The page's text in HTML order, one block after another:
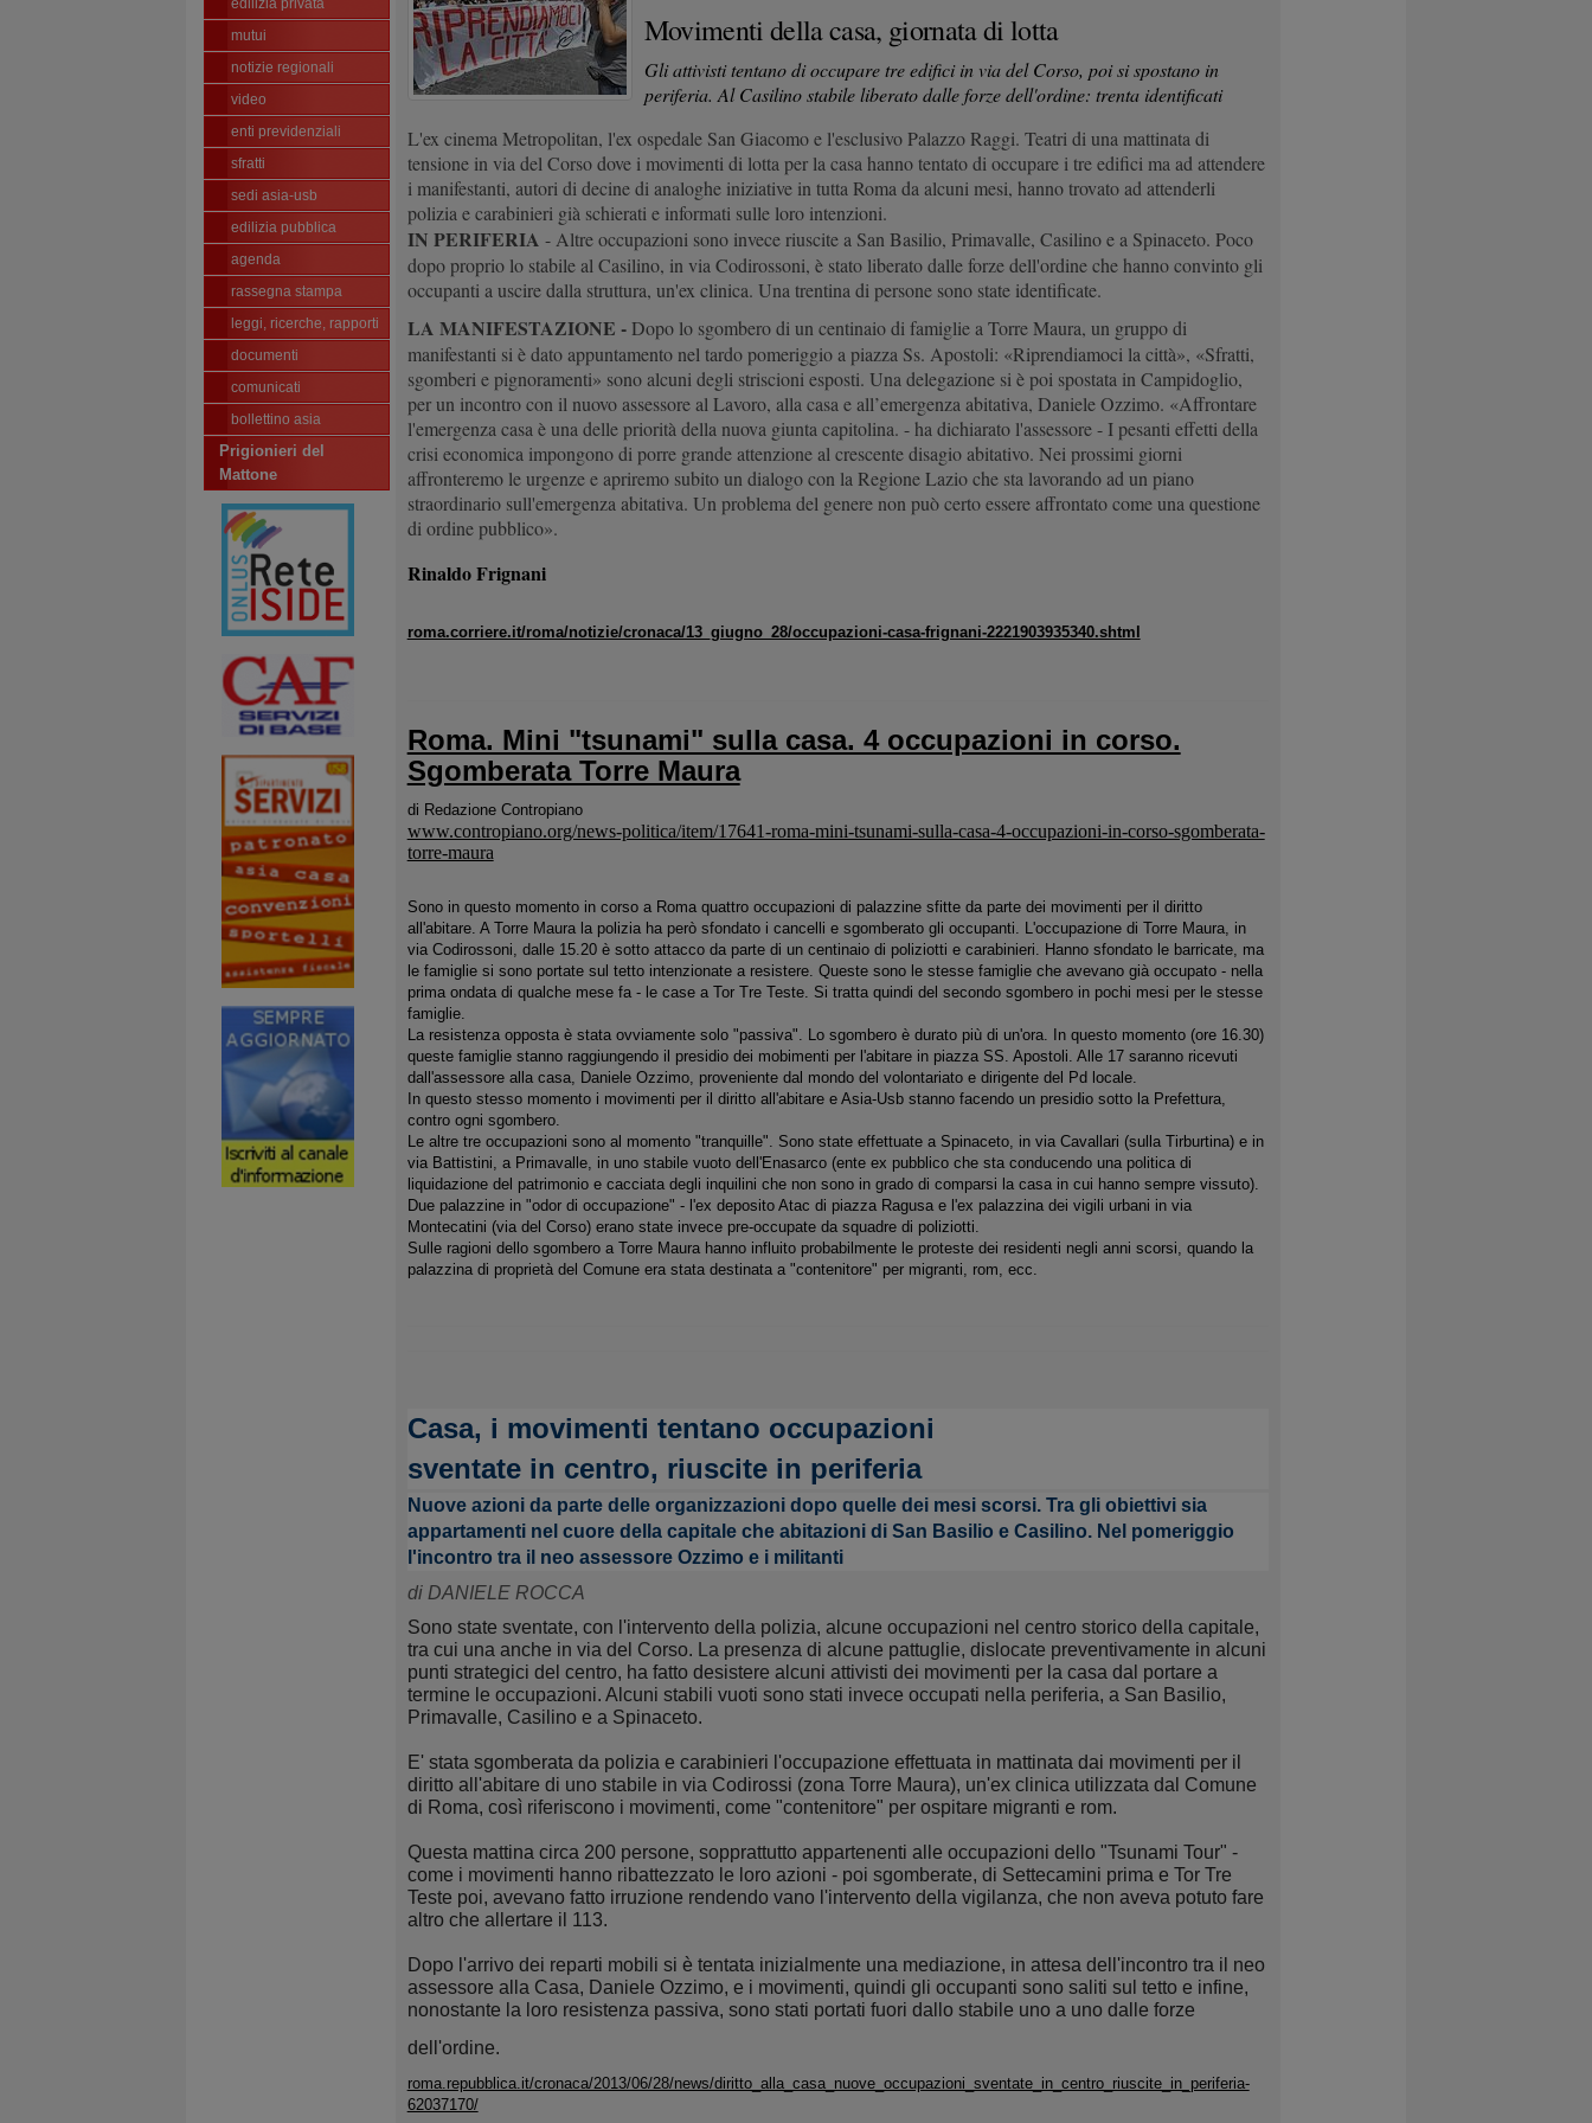
edilizia privata
mutui
notizie regionali
video
enti previdenziali
sfratti
sedi asia-usb
edilizia pubblica
agenda
rassegna stampa
leggi, ricerche, rapporti
documenti
comunicati
bollettino asia
Prigionieri del
Mattone
Movimenti della casa, giornata di lotta
Gli attivisti tentano di occupare tre edifici in via del Corso, poi si spostano in
periferia. Al Casilino stabile liberato dalle forze dell'ordine: trenta identificati
L'ex cinema Metropolitan, l'ex ospedale San Giacomo e l'esclusivo Palazzo Raggi. Teatri di una mattinata di
tensione in via del Corso dove i movimenti di lotta per la casa hanno tentato di occupare i tre edifici ma ad attendere
i manifestanti, autori di decine di analoghe iniziative in tutta Roma da alcuni mesi, hanno trovato ad attenderli
polizia e carabinieri già schierati e informati sulle loro intenzioni.
IN PERIFERIA - Altre occupazioni sono invece riuscite a San Basilio, Primavalle, Casilino e a Spinaceto. Poco
dopo proprio lo stabile al Casilino, in via Codirossoni, è stato liberato dalle forze dell'ordine che hanno convinto gli
occupanti a uscire dalla struttura, un'ex clinica. Una trentina di persone sono state identificate.
LA MANIFESTAZIONE -Dopo lo sgombero di un centinaio di famiglie a Torre Maura, un gruppo di
manifestanti si è dato appuntamento nel tardo pomeriggio a piazza Ss. Apostoli: «Riprendiamoci la città», «Sfratti,
sgomberi e pignoramenti» sono alcuni degli striscioni esposti. Una delegazione si è poi spostata in Campidoglio,
per un incontro con il nuovo assessore al Lavoro, alla casa e all’emergenza abitativa, Daniele Ozzimo. «Affrontare
l'emergenza casa è una delle priorità della nuova giunta capitolina. - ha dichiarato l'assessore - I pesanti effetti della
crisi economica impongono di porre grande attenzione al crescente disagio abitativo. Nei prossimi giorni
affronteremo le urgenze e apriremo subito un dialogo con la Regione Lazio che sta lavorando ad un piano
straordinario sull'emergenza abitativa. Un problema del genere non può certo essere affrontato come una questione
di ordine pubblico».
Rinaldo Frignani
roma.corriere.it/roma/notizie/cronaca/13_giugno_28/occupazioni-casa-frignani-2221903935340.shtml
Roma. Mini "tsunami" sulla casa. 4 occupazioni in corso.
Sgomberata Torre Maura
di Redazione Contropiano
www.contropiano.org/news-politica/item/17641-roma-mini-tsunami-sulla-casa-4-occupazioni-in-corso-sgomberata-
torre-maura
Sono in questo momento in corso a Roma quattro occupazioni di palazzine sfitte da parte dei movimenti per il diritto
all'abitare. A Torre Maura la polizia ha però sfondato i cancelli e sgomberato gli occupanti.
L'occupazione di Torre Maura, in
via Codirossoni, dalle 15.20 è sotto attacco da parte di un centinaio di poliziotti e carabinieri. Hanno sfondato le barricate, ma
le famiglie si sono portate sul tetto intenzionate a resistere. Queste sono le stesse famiglie che avevano già occupato - nella
prima ondata di qualche mese fa - le case a Tor Tre Teste. Si tratta quindi del secondo sgombero in pochi mesi per le stesse
famiglie.
La resistenza opposta è stata ovviamente solo "passiva". Lo sgombero è durato più di un'ora. In questo momento (ore 16.30)
queste famiglie stanno raggiungendo il presidio dei mobimenti per l'abitare in piazza SS. Apostoli. Alle 17 saranno ricevuti
dall'assessore alla casa, Daniele Ozzimo, proveniente dal mondo del volontariato e dirigente del Pd locale.
In questo stesso momento i movimenti per il diritto all'abitare e Asia-Usb stanno facendo un presidio sotto la Prefettura,
contro ogni sgombero.
Le altre tre occupazioni sono al momento "tranquille". Sono state effettuate a Spinaceto, in via Cavallari (sulla Tirburtina) e in
via Battistini, a Primavalle, in uno stabile vuoto dell'Enasarco (ente ex pubblico che sta conducendo una pol itica di
liquidazione del patrimonio e cacciata degli inquilini che non sono in grado di comparsi la casa in cui hanno sempre vissuto).
Due palazzine in "odor di occupazione" - l'ex deposito Atac di piazza Ragusa e l'ex palazzina dei vigili urbani in via
Montecatini (via del Corso) erano state invece pre-occupate da squadre di poliziotti.
Sulle ragioni dello sgombero a Torre Maura hanno influito probabilmente le proteste dei residenti negli anni scorsi, quando la
palazzina di proprietà del Comune era stata destinata a "contenitore" per migranti, rom, ecc.
Casa, i movimenti tentano occupazioni
sventate in centro, riuscite in periferia
Nuove azioni da parte delle organizzazioni dopo quelle dei mesi scorsi. Tra gli obiettivi sia
appartamenti nel cuore della capitale che abitazioni di San Basilio e Casilino. Nel pomeriggio
l'incontro tra il neo assessore Ozzimo e i militanti
di DANIELE ROCCA
Sono state sventate, con l'intervento della polizia, alcune occupazioni nel centro storico della capitale,
tra cui una anche in via del Corso. La presenza di alcune pattuglie, dislocate preventivamente in alcuni
punti strategici del centro, ha fatto desistere alcuni attivisti dei movimenti per la casa dal portare a
termine le occupazioni. Alcuni stabili vuoti sono stati invece occupati nella periferia, a San Basilio,
Primavalle, Casilino e a Spinaceto.
E' stata sgomberata da polizia e carabinieri l'occupazione effettuata in mattinata dai movimenti per il
diritto all'abitare di uno stabile in via Codirossi (zona Torre Maura), un'ex clinica utilizzata dal Comune
di Roma, così riferiscono i movimenti, come "contenitore" per ospitare migranti e rom.
Questa mattina circa 200 persone, sopprattutto appartenenti alle occupazioni dello "Tsunami Tour" -
come i movimenti hanno ribattezzato le loro azioni - poi sgomberate, di Settecamini prima e Tor Tre
Teste poi, avevano fatto irruzione rendendo vano l'intervento della vigilanza, che non aveva potuto fare
altro che allertare il 113.
Dopo l'arrivo dei reparti mobili si è tentata inizialmente una mediazione, in attesa dell'incontro tra il neo
assessore alla Casa, Daniele Ozzimo, e i movimenti, quindi gli occupanti sono saliti sul tetto e infine,
nonostante la loro resistenza passiva, sono stati portati fuori dallo stabile uno a uno dalle forze
dell'ordine.
roma.repubblica.it/cronaca/2013/06/28/news/diritto_alla_casa_nuove_occupazioni_sventate_in_centro_riuscite_in_periferia-
62037170/